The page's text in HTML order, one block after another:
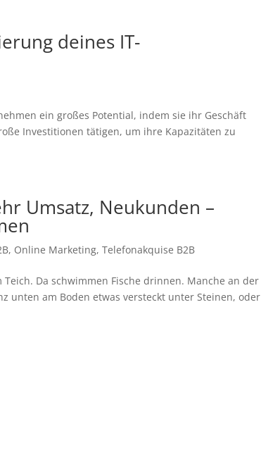
deines IT-
ein großes Potential, indem sie ihr Geschäft
Investitionen tätigen, um ihre Kapazitäten zu
Umsatz, Neukunden –
, Online Marketing,Telefonakquise B2B
Da schwimmen Fische drinnen. Manche an der
unten am Boden etwas versteckt unter Steinen, oder